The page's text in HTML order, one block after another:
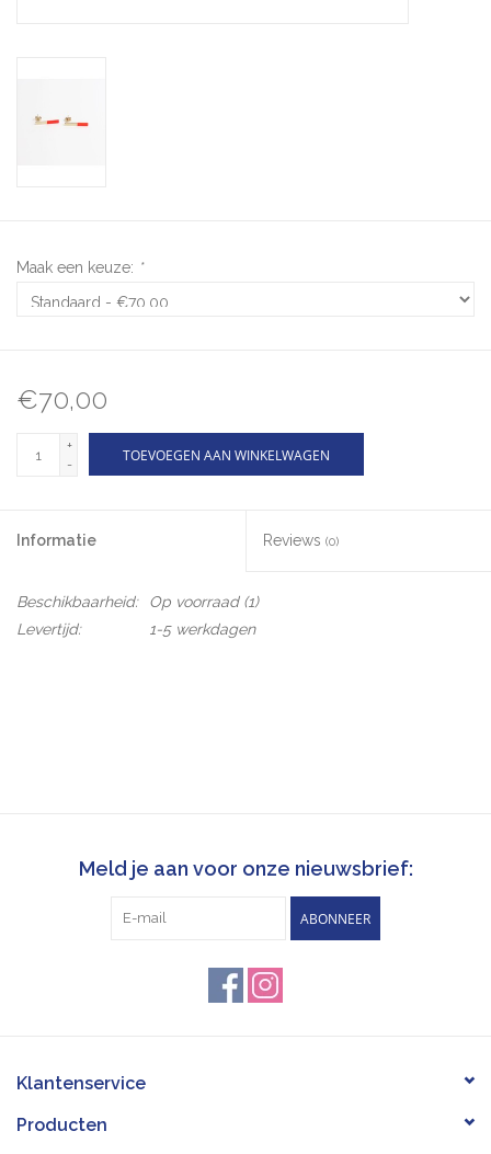
Maak een keuze: *
€70,00
+
-
TOEVOEGEN AAN WINKELWAGEN
Informatie Reviews (0)
Beschikbaarheid: Op voorraad(1)
Levertijd:
1-5 werkdagen
Meld je aan voor onze nieuwsbrief:
ABONNEER
Klantenservice
Producten